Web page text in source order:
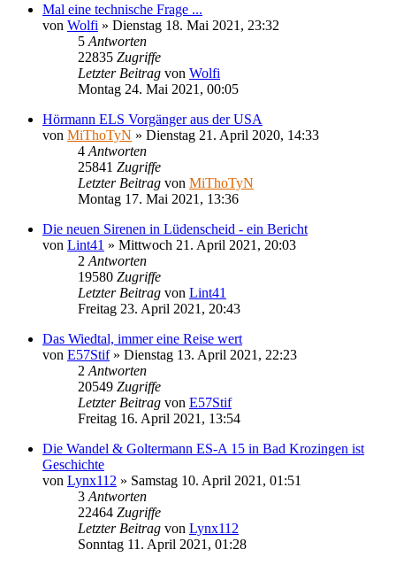
Mal eine technische Frage ...
von Wolfi » Dienstag 18. Mai 2021, 23:32
5 Antworten
22835 Zugriffe
Letzter Beitrag von Wolfi
Montag 24. Mai 2021, 00:05
Hörmann ELS Vorgänger aus der USA
von MiThoTyN » Dienstag 21. April 2020, 14:33
4 Antworten
25841 Zugriffe
Letzter Beitrag von MiThoTyN
Montag 17. Mai 2021, 13:36
Die neuen Sirenen in Lüdenscheid - ein Bericht
von Lint41 » Mittwoch 21. April 2021, 20:03
2 Antworten
19580 Zugriffe
Letzter Beitrag von Lint41
Freitag 23. April 2021, 20:43
Das Wiedtal, immer eine Reise wert
von E57Stif» Dienstag 13. April 2021, 22:23
2 Antworten
20549 Zugriffe
Letzter Beitrag von E57Stif
Freitag 16. April 2021, 13:54
Die Wandel & Goltermann ES-A 15 in Bad Krozingen ist
Geschichte
von Lynx112 » Samstag 10. April 2021, 01:51
3 Antworten
22464 Zugriffe
Letzter Beitrag von Lynx112
Sonntag 11. April 2021, 01:28